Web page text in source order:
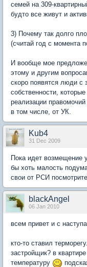
семей на 309-
будто все живут и
3) Почему так долго
(считай год с момента
И вообще мое
этому и другим
скоро появятся люди с
собственности,
реализации
в том числе, от УК.
Kub4
31 Dec 2009
Пока идет возмещение
бы хоть малость
свои от РСИ
blackAngel
06 Jan 2010
всем привет и с
кто-то ставил
застройщик? в
температуру